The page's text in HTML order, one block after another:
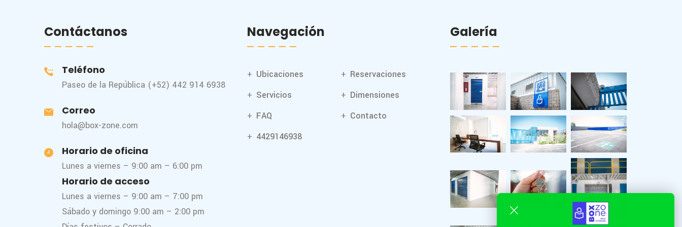
Contáctanos
Teléfono
Paseo de la República (+52) 442 914 6938
Correo
hola@box-zone.com
Horario de oficina
Lunes a viernes – 9:00 am – 6:00 pm
Horario de acceso
Lunes a viernes – 9:00 am – 7:00 pm
Sábado y domingo 9:00 am – 2:00 pm
Navegación
Ubicaciones
Reservaciones
Servicios
Dimensiones
FAQ
Contacto
4429146938
Galería